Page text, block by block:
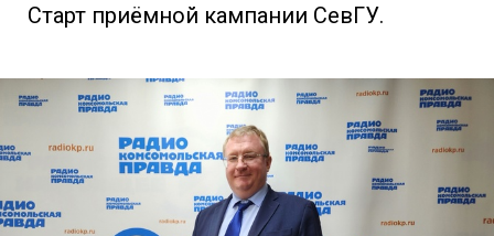
Старт приёмной кампании СевГУ.